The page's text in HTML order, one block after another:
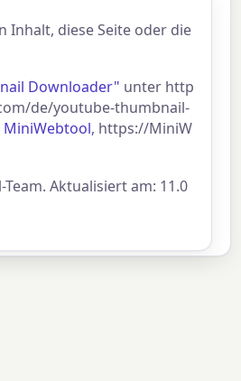
Inhalt, diese Seite oder die
Downloader" unter http
de/youtube-thumbnail-
MiniWebtool, https://MiniW
Aktualisiert am: 11.0